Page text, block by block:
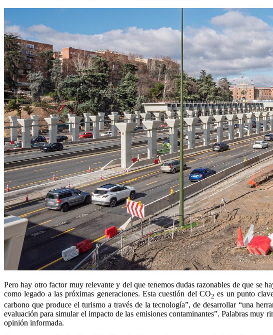
Pero hay otro factor muy relevante y del que tenemos dudas razonables de que se
como legado a las próximas generaciones. Esta cuestión del CO2 es un punto
carbono que produce el turismo a través de la tecnología”, de desarrollar “una
evaluación para simular el impacto de las emisiones contaminantes”. Palabras muy
opinión informada.